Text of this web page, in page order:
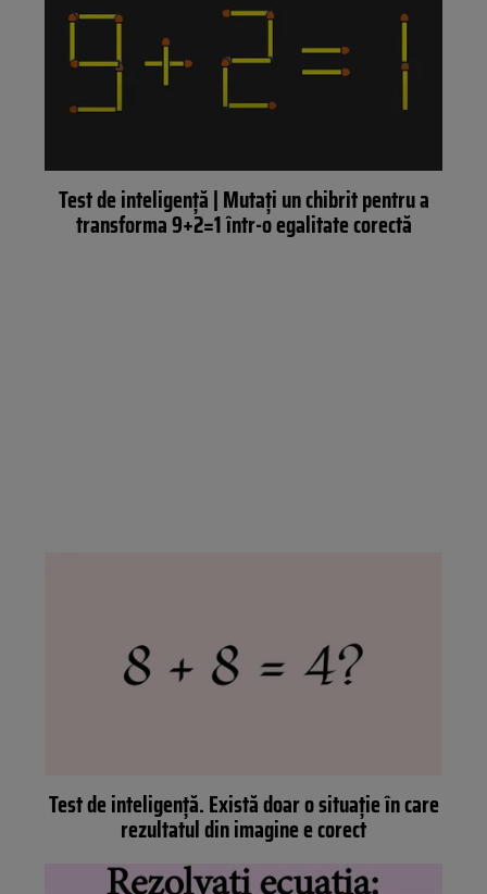
Test de inteligență | Mutați un chibrit pentru a
transforma 9+2=1 într-o egalitate corectă
Test de inteligență. Există doar o situație în care
rezultatul din imagine e corect